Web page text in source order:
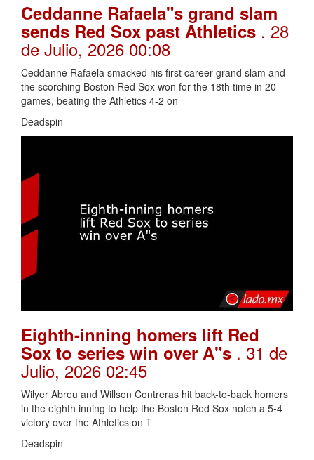
Ceddanne Rafaela"s grand slam
sends Red Sox past Athletics . 28
de Julio, 2026 00:08
Ceddanne Rafaela smacked his first career grand slam and
the scorching Boston Red Sox won for the 18th time in 20
games, beating the Athletics 4-2 on
Deadspin
Eighth-inning homers lift Red
Sox to series win over A"s . 31 de
Julio, 2026 02:45
Wilyer Abreu and Willson Contreras hit back-to-back homers
in the eighth inning to help the Boston Red Sox notch a 5-4
victory over the Athletics on T
Deadspin